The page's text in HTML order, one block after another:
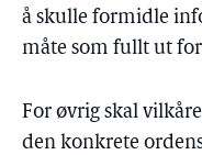
å skulle formidle
måte som fullt ut
For øvrig skal
den konkrete